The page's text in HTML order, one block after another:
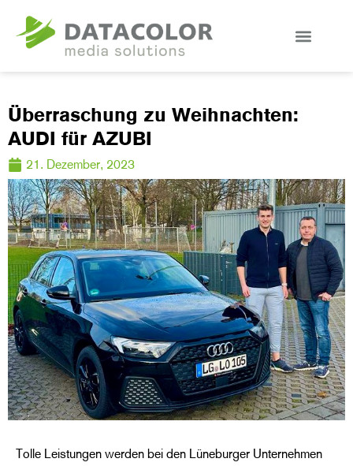
Überraschung zu Weihnachten:
AUDI für AZUBI
21. Dezember, 2023
Tolle Leistungen werden bei den Lüneburger Unternehmen